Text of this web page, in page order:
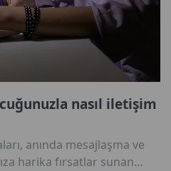
nasıl iletişim
anında mesajlaşma ve
harika fırsatlar sunan